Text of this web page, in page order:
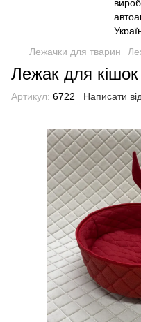
Лежачки для тварин
Лежак для кішок
Артикул: 6722 Написати